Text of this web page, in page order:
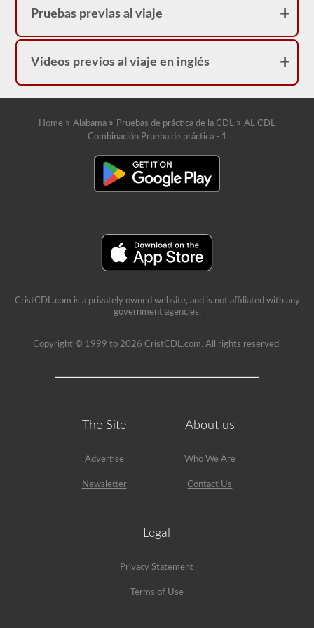
Pruebas previas al viaje
Vídeos previos al viaje en inglés
Home » Alabama » Pruebas de práctica de la CDL » AL CDL
Combinación Prueba de práctica - 1
CristCDL.com is a privately owned website, and is not affiliated with any
government agencies.
Copyright © 1999 to 2026 CristCDL.com. All rights reserved.
The Site
Advertise
Newsletter
About us
Who We Are
Contact Us
Legal
Privacy Statement
Terms of Use